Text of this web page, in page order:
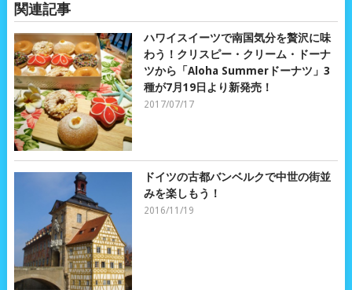
関連記事
ハワイスイーツで南国気分を贅沢に味
わう！クリスピー・クリーム・ドーナ
ツから「Aloha Summerドーナツ」3
種が7月19日より新発売！
2017/07/17
ドイツの古都バンベルクで中世の街並
みを楽しもう！
2016/11/19